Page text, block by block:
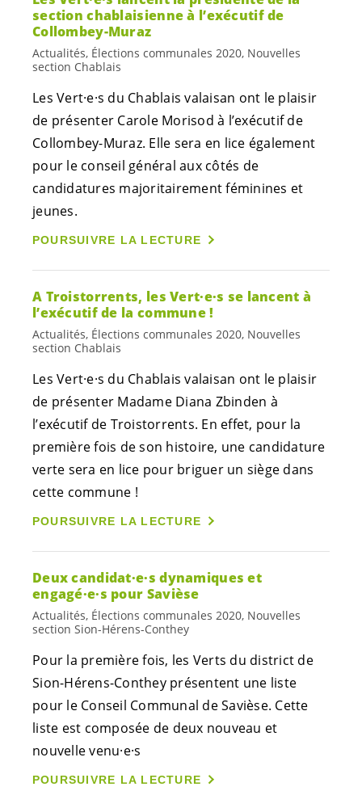
section chablaisienne à l’exécutif de
Collombey-Muraz
Actualités, Élections communales 2020, Nouvelles
section Chablais
Les Vert·e·s du Chablais valaisan ont le plaisir
de présenter Carole Morisod à l’exécutif de
Collombey-Muraz. Elle sera en lice également
pour le conseil général aux côtés de
candidatures majoritairement féminines et
jeunes.
POURSUIVRE LA LECTURE
A Troistorrents, lesVert·e·s se lancent à
l’exécutif de la commune !
Actualités, Élections communales 2020, Nouvelles
section Chablais
Les Vert·e·s du Chablais valaisan ont le plaisir
de présenter Madame Diana Zbinden à
l’exécutif de Troistorrents. En effet, pour la
première fois de son histoire, une candidature
verte sera en lice pour briguer un siège dans
cette commune !
POURSUIVRE LA LECTURE
Deuxcandidat·e·s dynamiques et
engagé·e·s pour Savièse
Actualités, Élections communales 2020, Nouvelles
section Sion-Hérens-Conthey
Pour la première fois, les Verts du district de
Sion-Hérens-Conthey présentent une liste
pour le Conseil Communal de Savièse. Cette
liste est composée de deux nouveau et
nouvellevenu·e·s
POURSUIVRE LA LECTURE